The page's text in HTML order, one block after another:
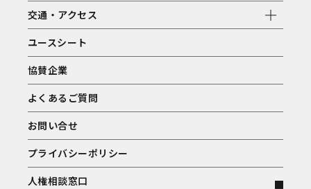
交通・アクセス
ユースシート
協賛企業
よくあるご質問
お問い合せ
プライバシーポリシー
人権相談窓口